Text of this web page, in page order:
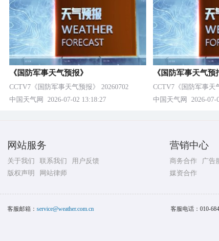
《国防军事天气预报》
CCTV7《国防军事天气预报》 20260702
中国天气网
2026-07-02 13:18:27
《国防军事天气预
CCTV7《国防军事天
中国天气网
2026-07-
网站服务
关于我们 联系我们
用户反馈
版权声明
网站律师
营销中心
商务合作
广告
媒资合作
客服邮箱： service@weather.com.cn 客服电话： 010-